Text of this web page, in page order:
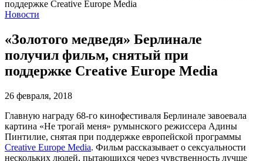
Новости
«Золотого медведя» Берлинале
получил фильм, снятый при
поддержке Creative Europe Media
26 февраля, 2018
Главную награду 68-го кинофестиваля Берлинале завоевала
картина «Не трогай меня» румынского режиссера Адины
Пинтилие, снятая при поддержке европейской программы
Creative Europe Media. Фильм рассказывает о сексуальности
нескольких людей, пытающихся через чувственность лучше